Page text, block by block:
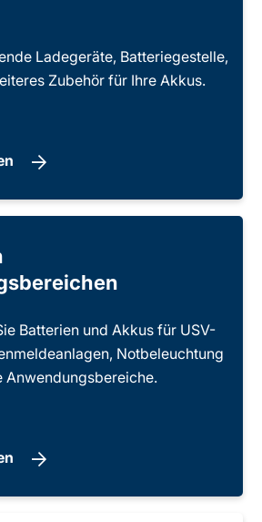
Ladegeräte, Batteriegestelle,
Zubehör für Ihre Akkus.
Batterien und Akkus für USV-
Notbeleuchtung
Anwendungsbereiche.